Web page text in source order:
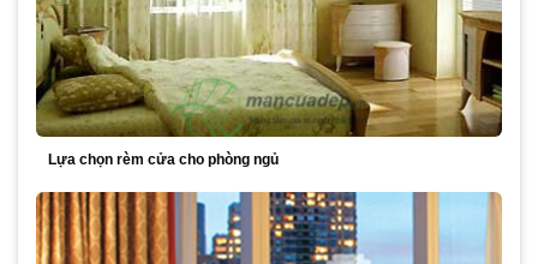
Lựa chọn rèm cửa cho phòng ngủ